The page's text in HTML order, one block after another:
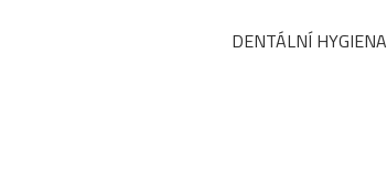
DENTÁLNÍ HYGIENA